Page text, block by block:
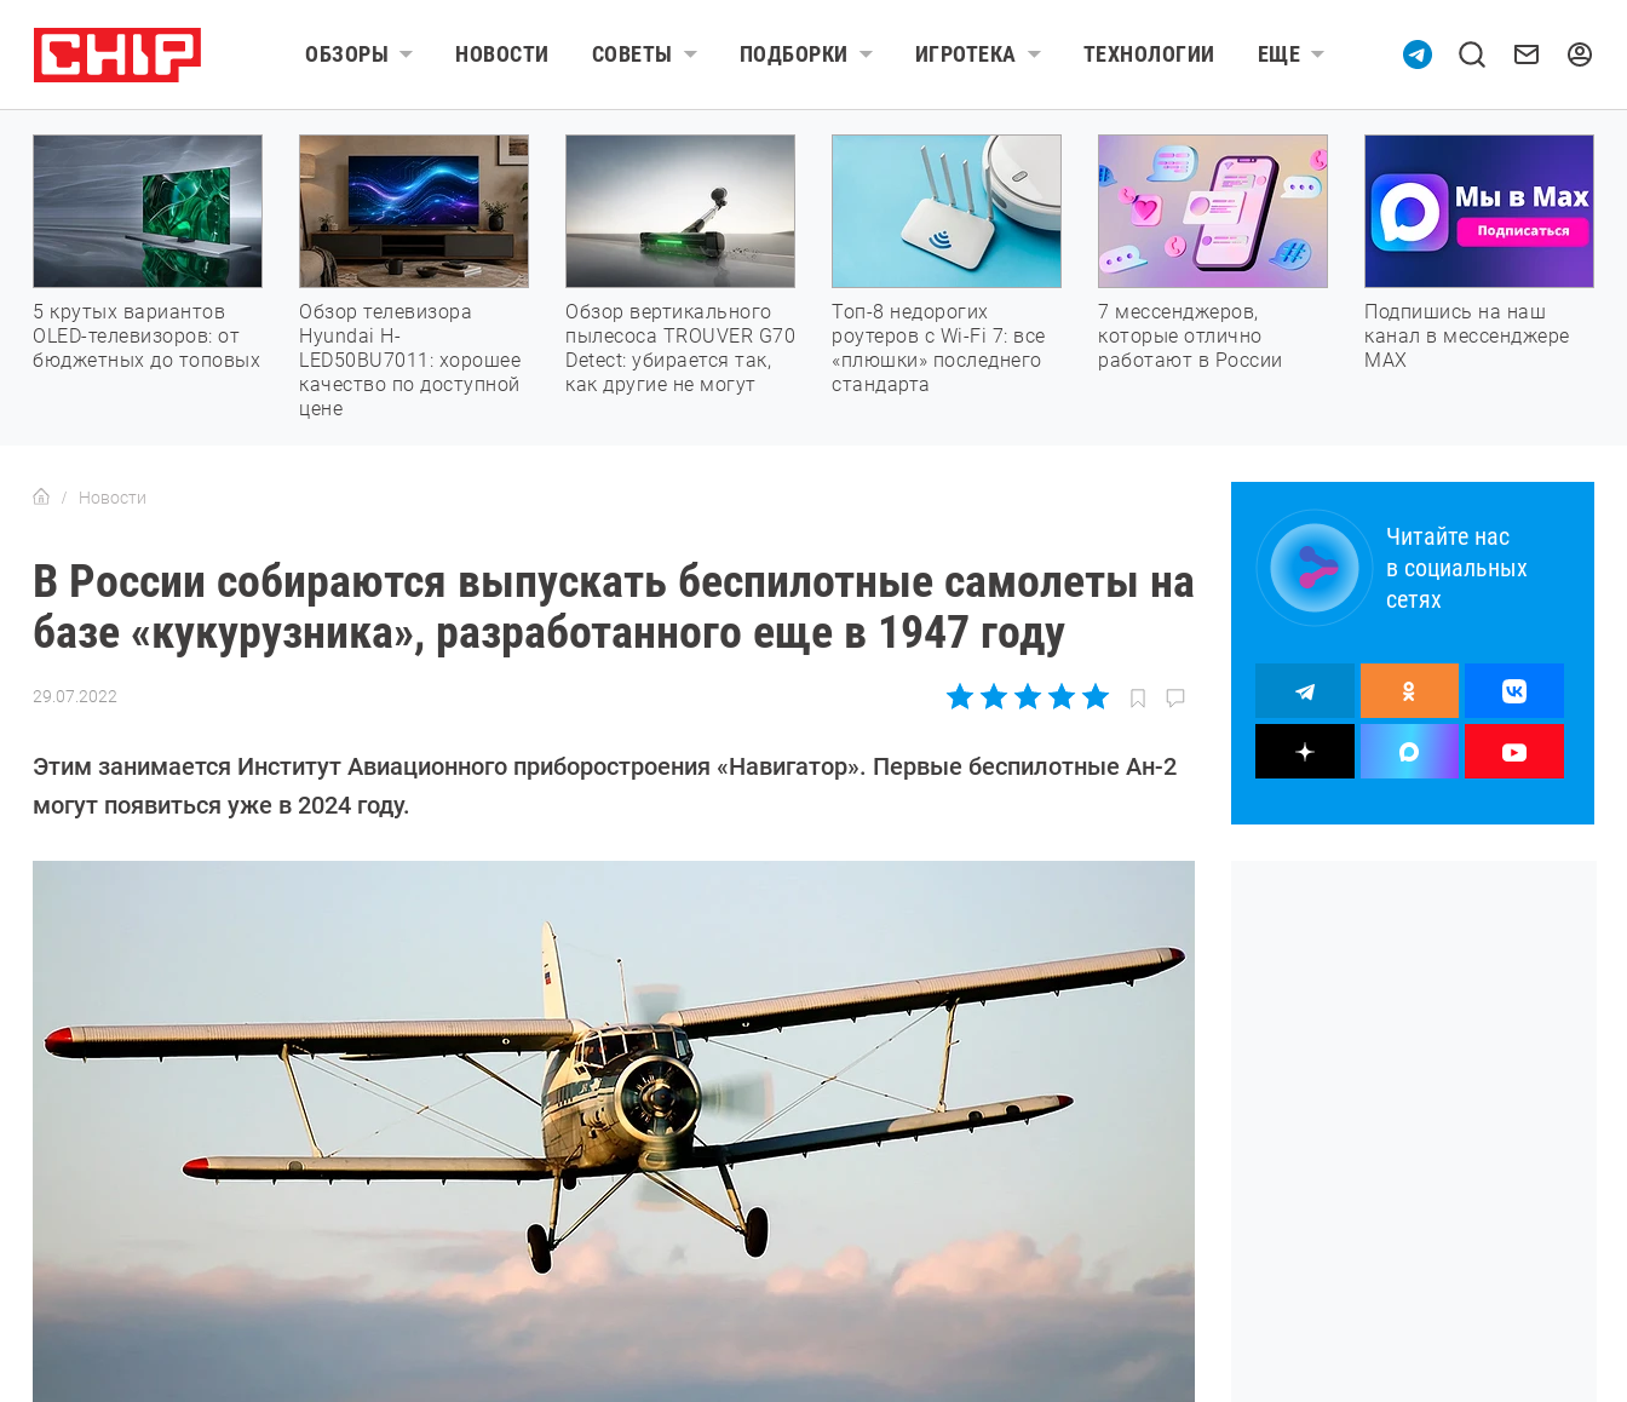
ОБЗОРЫ НОВОСТИ СОВЕТЫ ПОДБОРКИ ИГРОТЕКА ТЕХНОЛОГИИ ЕЩЕ
5 крутых вариантов
OLED-телевизоров: от
бюджетных до топовых
Обзор телевизора
Hyundai H-
LED50BU7011: хорошее
качество по доступной
цене
Обзор вертикального
пылесоса TROUVER G70
Detect: убирается так,
как другие не могут
Топ-8 недорогих
роутеров с Wi-Fi 7: все
«плюшки» последнего
стандарта
7 мессенджеров,
которые отлично
работают в России
Подпишись на наш
канал в мессенджере
МАХ
Новости
В России собираются выпускать беспилотные самолеты на
базе «кукурузника», разработанного еще в 1947 году
29.07.2022
Кошик
Этим занимается Институт Авиационного приборостроения «Навигатор». Первые беспилотные Ан-2
могут появиться уже в 2024 году.
Читайте нас
в социальных
сетях